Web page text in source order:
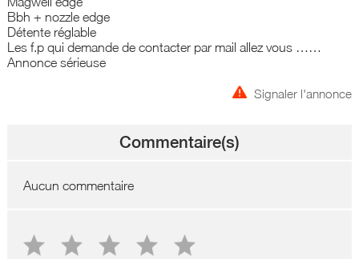
Bbh + nozzle edge
Détente réglable
Les f.p qui demande de contacter par mail allez vous ……
Annonce sérieuse
Signaler l'annonce
Commentaire(s)
Aucun commentaire